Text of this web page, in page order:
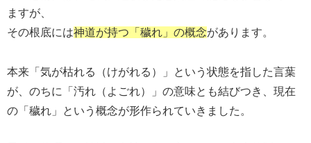
ますが、
その根底には神道が持つ「穢れ」の概念があります。
本来「気が枯れる（けがれる）」という状態を指した言葉
が、のちに「汚れ（よごれ）」の意味とも結びつき、現在
の「穢れ」という概念が形作られていきました。